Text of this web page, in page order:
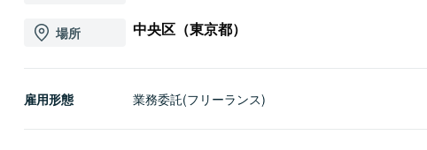
場所 中央区（東京都）
雇用形態 業務委託(フリーランス)